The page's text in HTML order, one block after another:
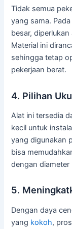
Tidak semua
yang sama.
besar,
Material ini
sehingga tetap
pekerjaan berat.
4. Pilihan
Alat ini tersedia
kecil untuk
yang digunakan
bisa
dengan diameter
5.
Dengan daya
yang kokoh,